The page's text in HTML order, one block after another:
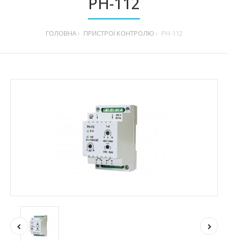
ГОЛОВНА ПРИСТРОЇ КОНТРОЛЮ PH-112